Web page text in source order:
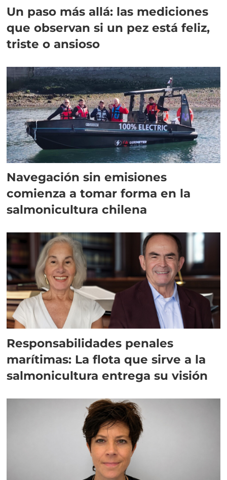
Un paso más allá: las mediciones
que observan si un pez está feliz,
triste o ansioso
Navegación sin emisiones
comienza a tomar forma en la
salmonicultura chilena
Responsabilidades penales
marítimas: La flota que sirve a la
salmonicultura entrega su visión